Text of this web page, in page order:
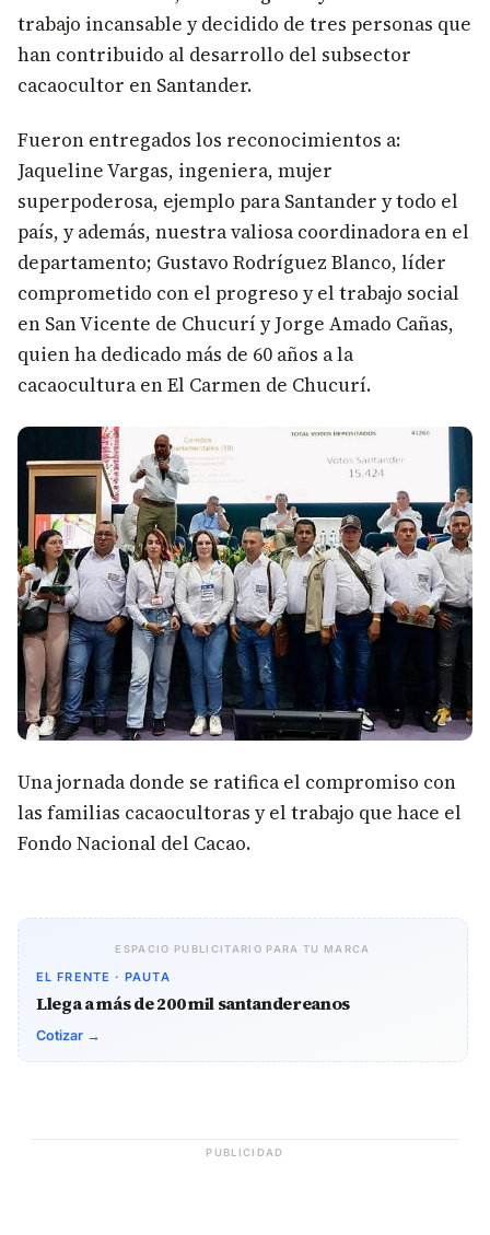
trabajo incansable y decidido de tres personas que
han contribuido al desarrollo del subsector
cacaocultor en Santander.
Fueron entregados los reconocimientos a:
Jaqueline Vargas, ingeniera, mujer
superpoderosa, ejemplo para Santander y todo el
país, y además, nuestra valiosa coordinadora en el
departamento; Gustavo Rodríguez Blanco, líder
comprometido con el progreso y el trabajo social
en San Vicente de Chucurí y Jorge Amado Cañas,
quien ha dedicado más de 60 años a la
cacaocultura en El Carmen de Chucurí.
Una jornada donde se ratifica el compromiso con
las familias cacaocultoras y el trabajo que hace el
Fondo Nacional del Cacao.
ESPACIO PUBLICITARIO PARA TU MARCA
EL FRENTE · PAUTA
Llega a más de 200 mil santandereanos
Cotizar →
PUBLICIDAD